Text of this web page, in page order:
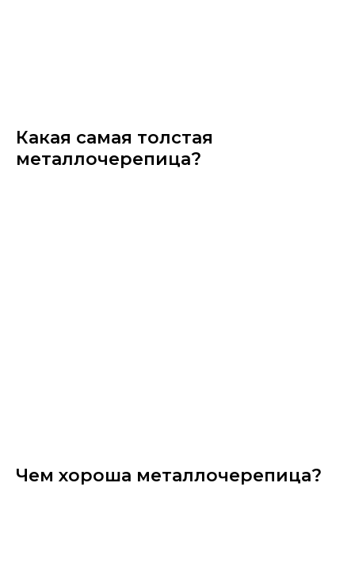
Какая самая толстая
металлочерепица?
Чем хороша металлочерепица?